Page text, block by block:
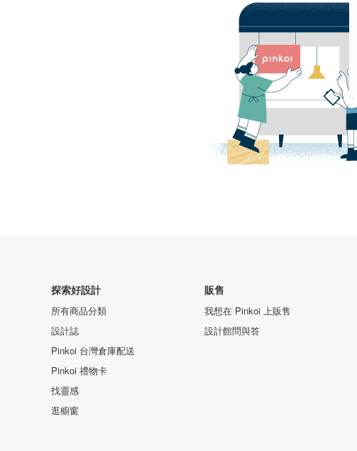
探索好設計
所有商品分類
設計誌
Pinkoi 台灣倉庫配送
Pinkoi 禮物卡
找靈感
逛櫥窗
販售
我想在 Pinkoi 上販售
設計館問與答